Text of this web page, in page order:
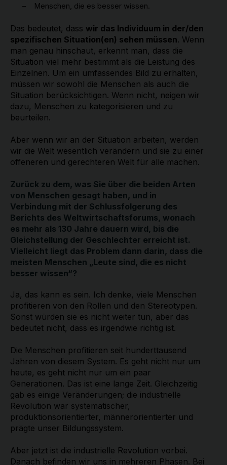
–
Menschen, die es besser wissen.
Das bedeutet, dass wir das Individuum in der/den
spezifischen Situation(en) sehen müssen. Wenn
man genau hinschaut, erkennt man, dass die
Situation viel mehr bestimmt als die Leistung des
Einzelnen. Um ein umfassendes Bild zu erhalten,
müssen wir sowohl die Menschen als auch die
Situation berücksichtigen. Wenn nicht, neigen wir
dazu, Menschen zu kategorisieren und zu
beurteilen.
Aber wenn wir an der Situation arbeiten, werden
wir die Welt wesentlich verändern und sie zu einer
offeneren und gerechteren Welt für alle machen.
Zurück zu dem, was Sie über die beiden Arten
von Menschen gesagt haben, und in
Verbindung mit der Schlussfolgerung des
Berichts des Weltwirtschaftsforums, wonach
es mehr als 130 Jahre dauern wird, bis die
Gleichstellung der Geschlechter erreicht ist.
Vielleicht liegt das Problem dann darin, dass die
meisten Menschen „Leute sind, die es nicht
besser wissen“?
Ja, das kann es sein. Ich denke, viele Menschen
profitieren von den Rollen und den Stereotypen.
Sonst würden sie es nicht weiter tun, aber das
bedeutet nicht, dass es irgendwie richtig ist.
Die Menschen profitieren seit hunderttausend
Jahren von diesem System. Es geht nicht nur um
heute, es geht nicht nur um ein paar
Generationen. Das ist eine lange Zeit. Gleichzeitig
gab es einige Veränderungen; die industrielle
Revolution war systematischer,
produktionsorientierter, männerorientierter und
prägte unser Bildungssystem.
Aber jetzt ist die industrielle Revolution vorbei.
Danach befinden wir uns in mehreren Phasen. Bei